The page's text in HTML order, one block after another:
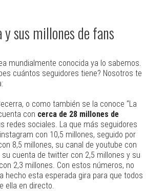
sus millones de fans
mundialmente conocida ya lo sabemos.
cuántos seguidores tiene? Nosotros te
o como también se la conoce “La
con cerca de 28 millones de
redes sociales. La que más seguidores
con 10,5 millones, seguido por
8,5 millones, su canal de youtube con
cuenta de twitter con 2,5 millones y su
2,3 millones. Con estos números, no
hecho esta esperada gira para que todos
ella en directo.